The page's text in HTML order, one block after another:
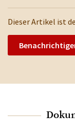
Dieser Artikel ist